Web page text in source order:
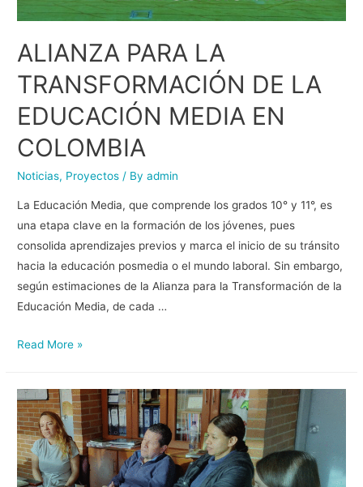
ALIANZA PARA LA
TRANSFORMACIÓN DE LA
EDUCACIÓN MEDIA EN
COLOMBIA
Noticias, Proyectos / Byadmin
La Educación Media, que comprende los grados 10° y 11°, es
una etapa clave en la formación de los jóvenes, pues
consolida aprendizajes previos y marca el inicio de su tránsito
hacia la educación posmedia o el mundo laboral. Sin embargo,
según estimaciones de la Alianza para la Transformación de la
Educación Media, de cada …
Read More »